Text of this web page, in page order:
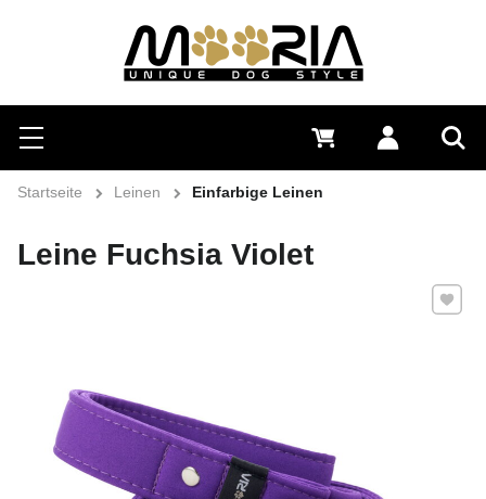
Suchen
Menü Anmelden
0 €
Startseite Leinen Einfarbige Leinen
Leine Fuchsia Violet
Zu